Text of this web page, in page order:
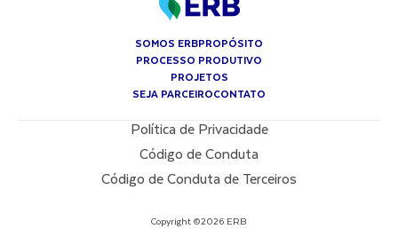
SOMOS ERBPROPÓSITO
PROCESSO PRODUTIVO
PROJETOS
SEJA PARCEIROCONTATO
Política de Privacidade
Código de Conduta
Código de Conduta de Terceiros
Copyright ©2026 ERB